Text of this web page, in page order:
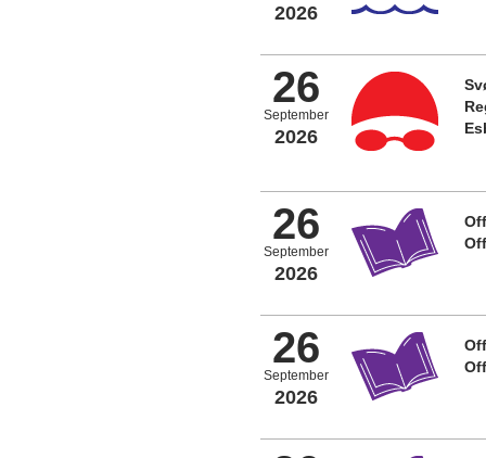
2026
26
September
2026
26
September
2026
26
September
2026